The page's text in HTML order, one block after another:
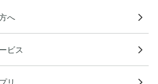
へ
ビス
リ